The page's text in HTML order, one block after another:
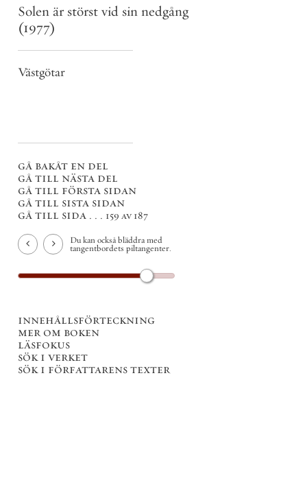
Solen är störst vid sin nedgång
(1977)
Västgötar
gå bakåt en del
gå till nästa del
gå till första sidan
gå till sista sidan
gå till sida . . . 159 av 187
Du kan också bläddra med
tangentbordets piltangenter.
innehållsförteckning
mer om boken
läsfokus
sök i verket
sök i författarens texter